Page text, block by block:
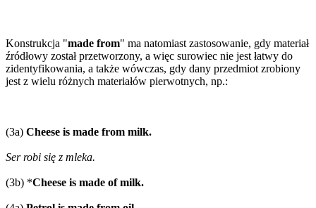
Konstrukcja "made from" ma natomiast zastosowanie, gdy materiał
źródłowy został przetworzony, a więc surowiec nie jest łatwy do
zidentyfikowania, a także wówczas, gdy dany przedmiot zrobiony
jest z wielu różnych materiałów pierwotnych, np.:
(3a) Cheese is made from milk.
Ser robi się z mleka.
(3b) *Cheese is made of milk.